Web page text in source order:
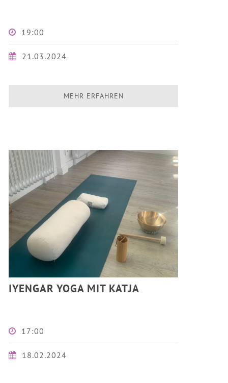
19:00
21.03.2024
MEHR ERFAHREN
IYENGAR YOGA MIT KATJA
17:00
18.02.2024